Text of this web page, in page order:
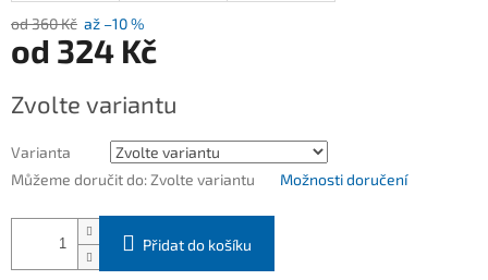
od 360 Kč až –10 %
od 324 Kč
cena:
Zvolte variantu
Varianta
Můžeme doručit do: Zvolte variantu Možnosti doručení
Přidat do košíku